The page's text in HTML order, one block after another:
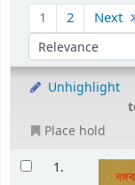
1 2 Next
Unhighlight
Place hold
1.